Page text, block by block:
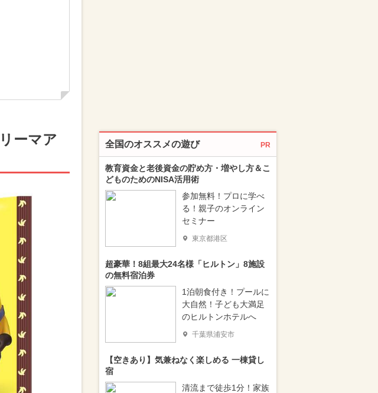
ーマア
全国のオススメの遊び PR
教育資金と老後資金の貯め方・増やし方＆こ
どものためのNISA活用術
参加無料！プロに学べ
る！親子のオンライン
セミナー
東京都港区
超豪華！8組最大24名様「ヒルトン」8施設
の無料宿泊券
1泊朝食付き！プールに
大自然！子ども大満足
のヒルトンホテルへ
千葉県浦安市
【空きあり】気兼ねなく楽しめる 一棟貸し
宿
清流まで徒歩1分！家族